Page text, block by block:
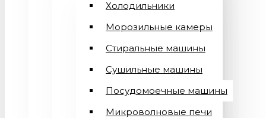
Холодильники
Морозильные камеры
Стиральные машины
Сушильные машины
Посудомоечные машины
Микроволновые печи